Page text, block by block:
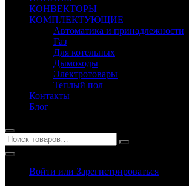
КОНВЕКТОРЫ
КОМПЛЕКТУЮЩИЕ
Автоматика и принадлежности
Газ
Для котельных
Дымоходы
Электротовары
Теплый пол
Контакты
Блог
Войти или Зарегистрироваться